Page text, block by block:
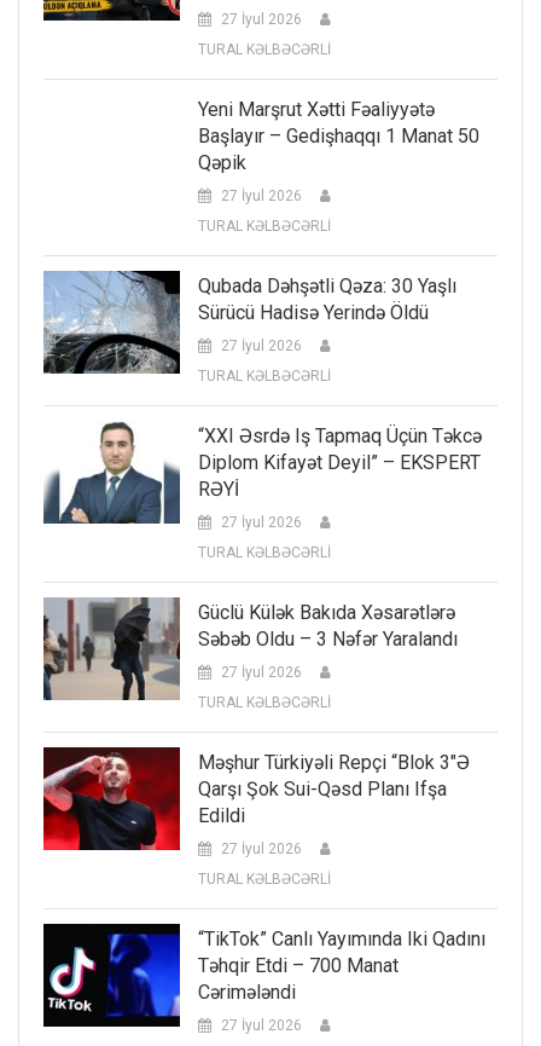
27 İyul 2026
TURAL KƏLBƏCƏRLİ
Yeni Marşrut Xətti Fəaliyyətə
Başlayır – Gedişhaqqı 1 Manat 50
Qəpik
27 İyul 2026
TURAL KƏLBƏCƏRLİ
Qubada Dəhşətli Qəza: 30 Yaşlı
Sürücü Hadisə Yerində Öldü
27 İyul 2026
TURAL KƏLBƏCƏRLİ
“XXI Əsrdə Iş Tapmaq Üçün Təkcə
Diplom Kifayət Deyil” – EKSPERT
RƏYİ
27 İyul 2026
TURAL KƏLBƏCƏRLİ
Güclü Külək Bakıda Xəsarətlərə
Səbəb Oldu – 3 Nəfər Yaralandı
27 İyul 2026
TURAL KƏLBƏCƏRLİ
Məşhur Türkiyəli Repçi “Blok 3″ə
Qarşı Şok Sui-Qəsd Planı Ifşa
Edildi
27 İyul 2026
TURAL KƏLBƏCƏRLİ
“TikTok” Canlı Yayımında Iki Qadını
Təhqir Etdi – 700 Manat
Cərimələndi
27 İyul 2026